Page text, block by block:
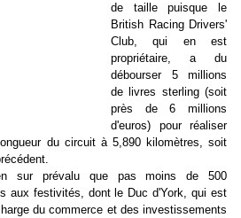
de taille puisque le
British Racing Drivers'
Club, qui en est
propriétaire, a du
débourser 5 millions
de livres sterling (soit
près de 6 millions
d'euros) pour
réaliser
du circuit à 5,890 kilomètres, soit
sur prévalu que pas moins de 500
aux festivités, dont le Duc d'York, qui est
du commerce et des investissements